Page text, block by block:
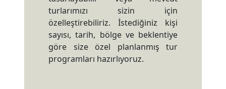
turlarımızı sizin için
özelleştirebiliriz. İstediğiniz kişi
sayısı, tarih, bölge ve beklentiye
göre size özel planlanmış tur
programları hazırlıyoruz.